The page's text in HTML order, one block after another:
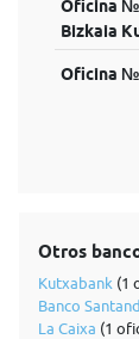
Oficina
Bizkaia
Oficina
Otros
Kutxabank (1
Banco
La Caixa (1